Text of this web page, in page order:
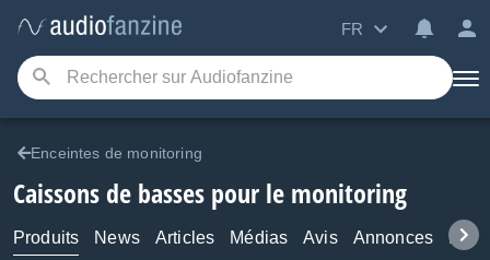
FR
Enceintes de monitoring
Caissons de basses pour le monitoring
Produits News Articles Médias Avis Annonces